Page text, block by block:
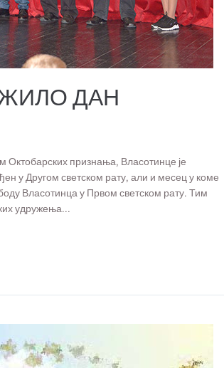
ДАН
признања, Власотинце је
у Другом светском рату, али и месец у коме
Власотинца у Првом светском рату. Тим
удружења...